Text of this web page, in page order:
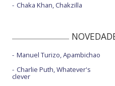
Chaka Khan, Chakzilla
Manuel Turizo, Apambichao
Charlie Puth, Whatever's
clever